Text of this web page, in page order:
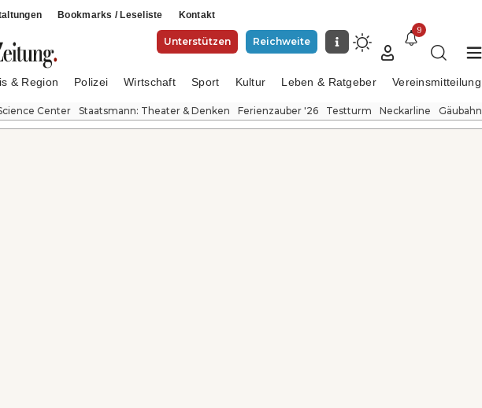
Bookmarks / Leseliste Kontakt
Unterstützen Reichweite
9
& Region Polizei Wirtschaft Sport Kultur Leben & Ratgeber Vereinsmitteilung
Center Staatsmann: Theater & Denken Ferienzauber '26 Testturm Neckarline Gäubahn